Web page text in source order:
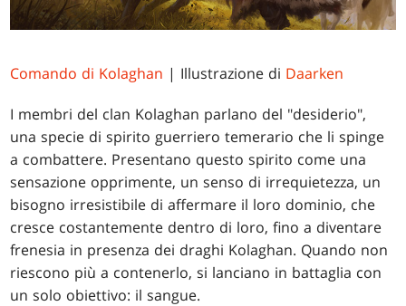
Comando di Kolaghan | Illustrazione di Daarken
I membri del clan Kolaghan parlano del "desiderio",
una specie di spirito guerriero temerario che li spinge
a combattere. Presentano questo spirito come una
sensazione opprimente, un senso di irrequietezza, un
bisogno irresistibile di affermare il loro dominio, che
cresce costantemente dentro di loro, fino a diventare
frenesia in presenza dei draghi Kolaghan. Quando non
riescono più a contenerlo, si lanciano in battaglia con
un solo obiettivo: il sangue.